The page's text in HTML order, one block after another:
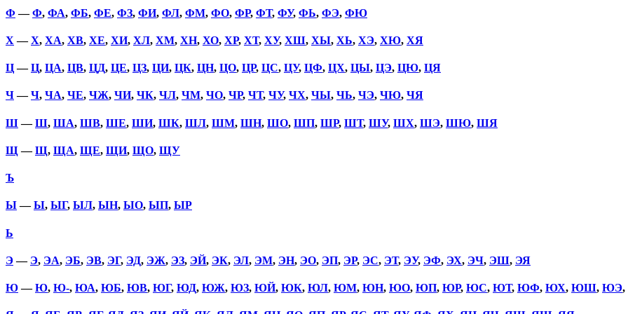
Ф —Ф, ФА, ФБ, ФЕ, ФЗ, ФИ, ФЛ, ФМ, ФО, ФР, ФТ, ФУ, ФЬ, ФЭ, ФЮ
Х —Х, ХА, ХВ, ХЕ, ХИ, ХЛ, ХМ, ХН, ХО, ХР, ХТ, ХУ, ХШ, ХЫ, ХЬ, ХЭ, ХЮ, ХЯ
Ц—Ц, ЦА, ЦВ, ЦД, ЦЕ, ЦЗ, ЦИ, ЦК, ЦН, ЦО, ЦР, ЦС, ЦУ, ЦФ, ЦХ, ЦЫ, ЦЭ, ЦЮ, ЦЯ
Ч—Ч, ЧА, ЧЕ, ЧЖ, ЧИ, ЧК, ЧЛ, ЧМ, ЧО, ЧР, ЧТ, ЧУ, ЧХ, ЧЫ, ЧЬ, ЧЭ, ЧЮ, ЧЯ
Ш—Ш, ША, ШВ, ШЕ, ШИ, ШК, ШЛ, ШМ, ШН, ШО, ШП, ШР, ШТ, ШУ, ШХ, ШЭ, ШЮ, ШЯ
Щ —Щ, ЩА, ЩЕ, ЩИ, ЩО, ЩУ
Ъ
Ы—Ы, ЫГ, ЫЛ, ЫН, ЫО, ЫП, ЫР
Ь
Э— Э, ЭА, ЭБ, ЭВ, ЭГ, ЭД, ЭЖ, ЭЗ, ЭЙ, ЭК, ЭЛ, ЭМ, ЭН, ЭО, ЭП, ЭР, ЭС, ЭТ, ЭУ, ЭФ, ЭХ, ЭЧ, ЭШ, ЭЯ
Ю—Ю, Ю-, ЮА, ЮБ, ЮВ, ЮГ, ЮД, ЮЖ, ЮЗ, ЮЙ, ЮК, ЮЛ, ЮМ, ЮН, ЮО, ЮП, ЮР, ЮС, ЮТ, ЮФ, ЮХ, ЮШ, ЮЭ,